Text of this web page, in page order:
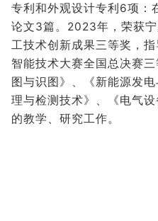
专利和外观设计专利6项：
论文3篇。2023年，荣获
工技术创新成果三等奖，
智能技术大赛全国总决赛
图与识图》、《新能源发
理与检测技术》、《电气
的教学、研究工作。